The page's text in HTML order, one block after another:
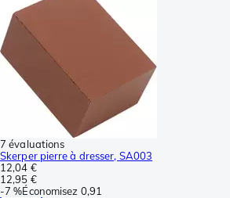
7 évaluations
Skerper pierre à dresser, SA003
12,04 €
12,95 €
-7 %Économisez 0,91